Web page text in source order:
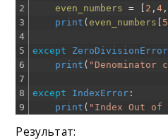
2
3
4
5
6
7
8
9
even_numbers
= 2 ,4 ,
print (even_numbers 5
except ZeroDivisionError
print ( "Denominator
except IndexError :
print ( "Index Out of
Результат: